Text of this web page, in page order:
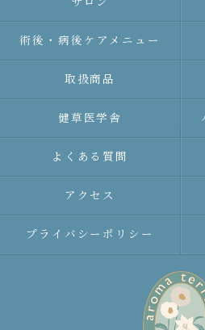
術後・病後ケアメニュー
取扱商品
健草医学舎
よくある質問
アクセス
プライバシーポリシー